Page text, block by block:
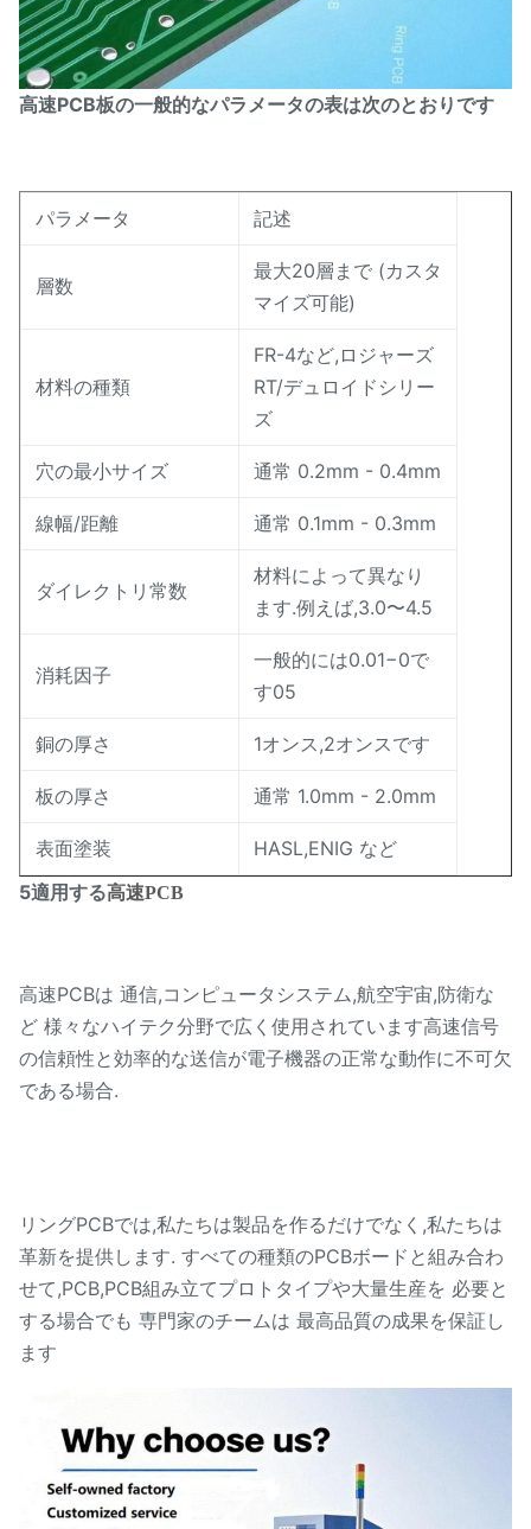
高速PCB板の一般的なパラメータの表は次のとおりです
パラメータ 記述
層数
最大20層まで (カスタ
マイズ可能)
材料の種類
FR-4など,ロジャーズ
RT/デュロイドシリー
ズ
穴の最小サイズ 通常 0.2mm - 0.4mm
線幅/距離 通常 0.1mm - 0.3mm
ダイレクトリ常数
材料によって異なり
ます.例えば,3.0〜4.5
消耗因子
一般的には0.01−0で
す05
銅の厚さ 1オンス,2オンスです
板の厚さ 通常 1.0mm - 2.0mm
表面塗装
HASL,ENIG など
5適用する高速PCB
高速PCBは 通信,コンピュータシステム,航空宇宙,防衛な
ど 様々なハイテク分野で広く使用されています高速信号
の信頼性と効率的な送信が電子機器の正常な動作に不可欠
である場合.
リングPCBでは,私たちは製品を作るだけでなく,私たちは
革新を提供します. すべての種類のPCBボードと組み合わ
せて,PCB,PCB組み立てプロトタイプや大量生産を 必要と
する場合でも 専門家のチームは 最高品質の成果を保証し
ます